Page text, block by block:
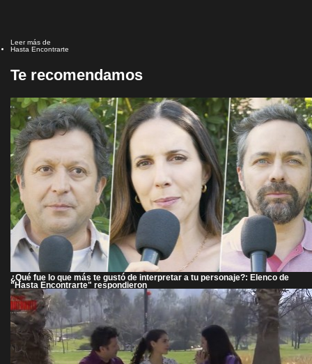
Leer más de
Hasta Encontrarte
Te recomendamos
¿Qué fue lo que más te gustó de interpretar a tu personaje?: Elenco de
"Hasta Encontrarte" respondieron